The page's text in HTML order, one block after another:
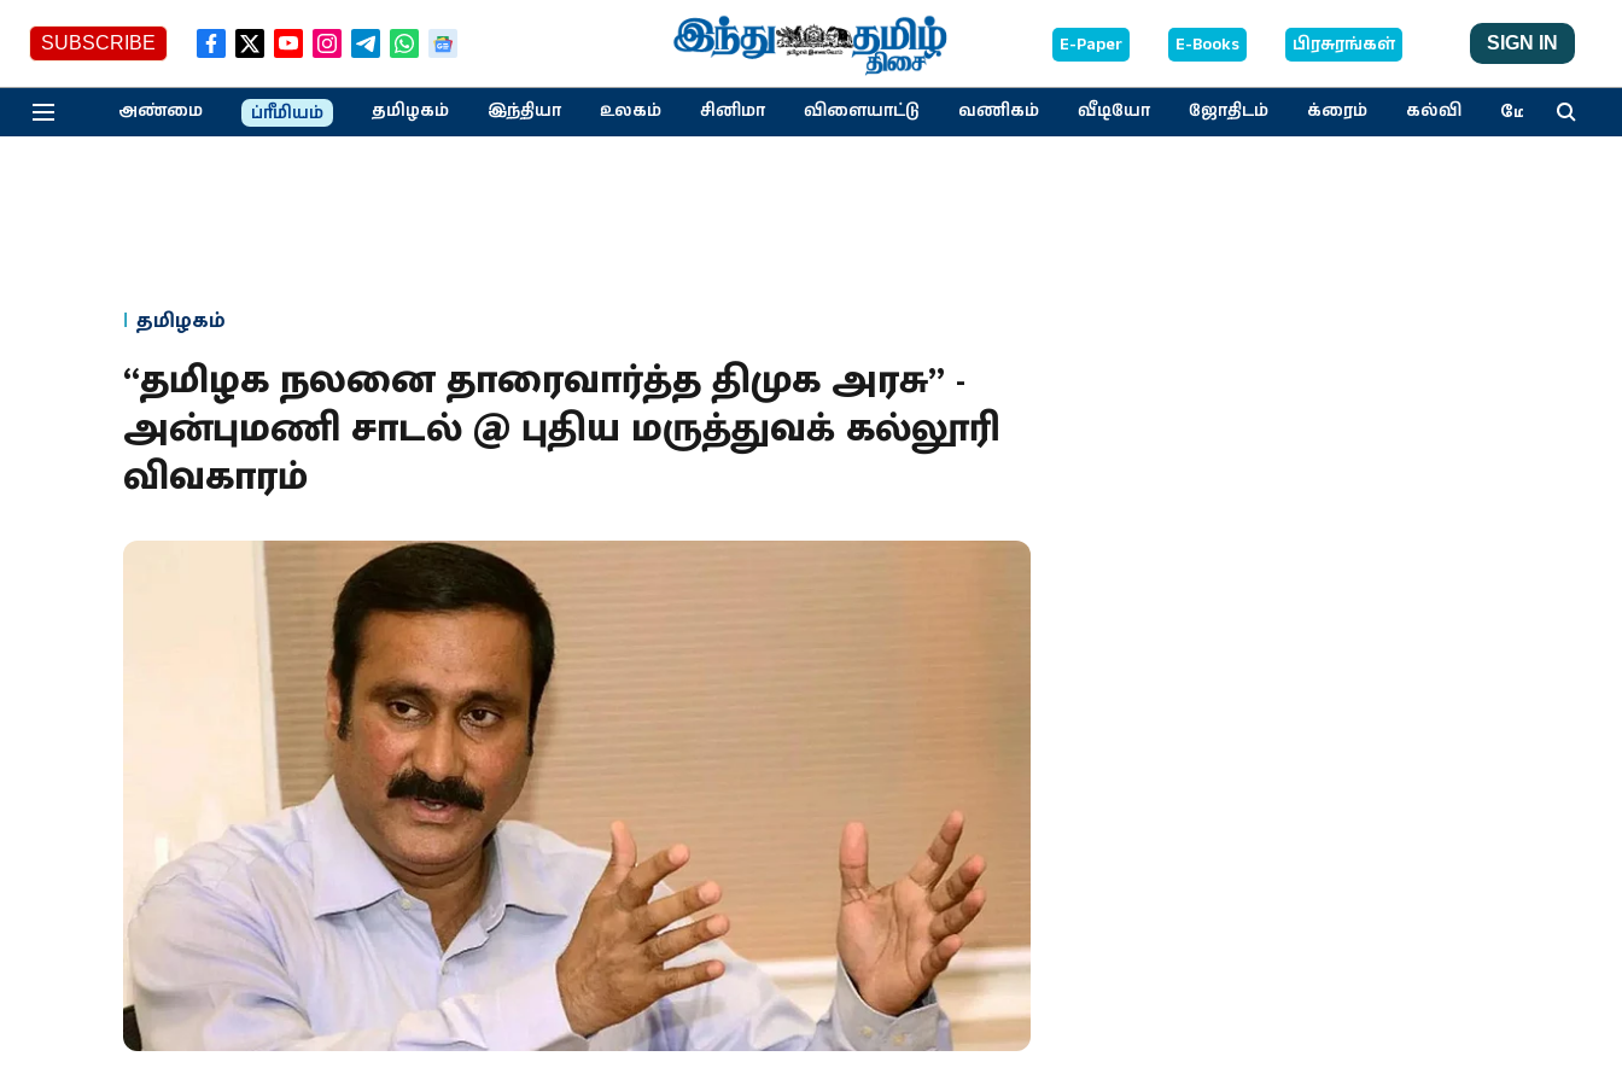
SUBSCRIBE E-Paper E-Books பிரசுரங்கள் SIGN IN
அண்மை ப்ரீமியம் தமிழகம் இந்தியா உலகம் சினிமா விளையாட்டு வணிகம் வீடியோ ஜோதிடம் க்ரைம் கல்வி மேலும்
தமிழகம்
“தமிழக நலனை தாரைவார்த்த திமுக அரசு” -
அன்புமணி சாடல் @ புதிய மருத்துவக் கல்லூரி
விவகாரம்